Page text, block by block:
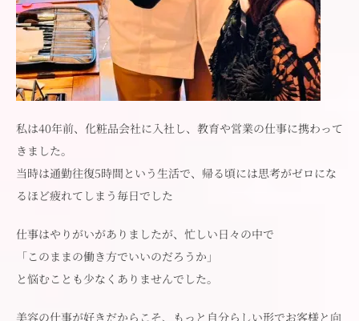
私は40年前、化粧品会社に入社し、教育や営業の仕事に携わって
きました。
当時は通勤往復5時間という生活で、帰る頃には思考がゼロにな
るほど疲れてしまう毎日でした
仕事はやりがいがありましたが、忙しい日々の中で
「このままの働き方でいいのだろうか」
と悩むことも少なくありませんでした。
美容の仕事が好きだからこそ、もっと自分らしい形でお客様と向